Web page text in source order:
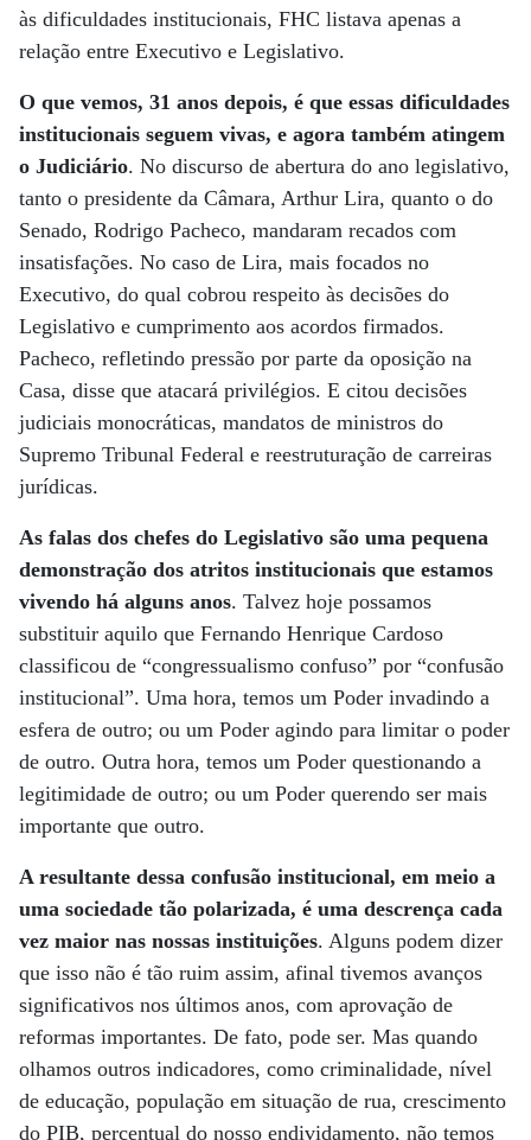
às dificuldades institucionais, FHC listava apenas a
relação entre Executivo e Legislativo.
O que vemos, 31 anos depois, é que essas dificuldades
institucionais seguem vivas, e agora também atingem
o Judiciário. No discurso de abertura do ano legislativo,
tanto o presidente da Câmara, Arthur Lira, quanto o do
Senado, Rodrigo Pacheco, mandaram recados com
insatisfações. No caso de Lira, mais focados no
Executivo, do qual cobrou respeito às decisões do
Legislativo e cumprimento aos acordos firmados.
Pacheco, refletindo pressão por parte da oposição na
Casa, disse que atacará privilégios. E citou decisões
judiciais monocráticas, mandatos de ministros do
Supremo Tribunal Federal e reestruturação de carreiras
jurídicas.
As falas dos chefes do Legislativo são uma pequena
demonstração dos atritos institucionais que estamos
vivendo há alguns anos. Talvez hoje possamos
substituir aquilo que Fernando Henrique Cardoso
classificou de “congressualismo confuso” por “confusão
institucional”. Uma hora, temos um Poder invadindo a
esfera de outro; ou um Poder agindo para limitar o poder
de outro. Outra hora, temos um Poder questionando a
legitimidade de outro; ou um Poder querendo ser mais
importante que outro.
A resultante dessa confusão institucional, em meio a
uma sociedade tão polarizada, é uma descrença cada
vez maior nas nossas instituições. Alguns podem dizer
que isso não é tão ruim assim, afinal tivemos avanços
significativos nos últimos anos, com aprovação de
reformas importantes. De fato, pode ser. Mas quando
olhamos outros indicadores, como criminalidade, nível
de educação, população em situação de rua, crescimento
do PIB, percentual do nosso endividamento, não temos